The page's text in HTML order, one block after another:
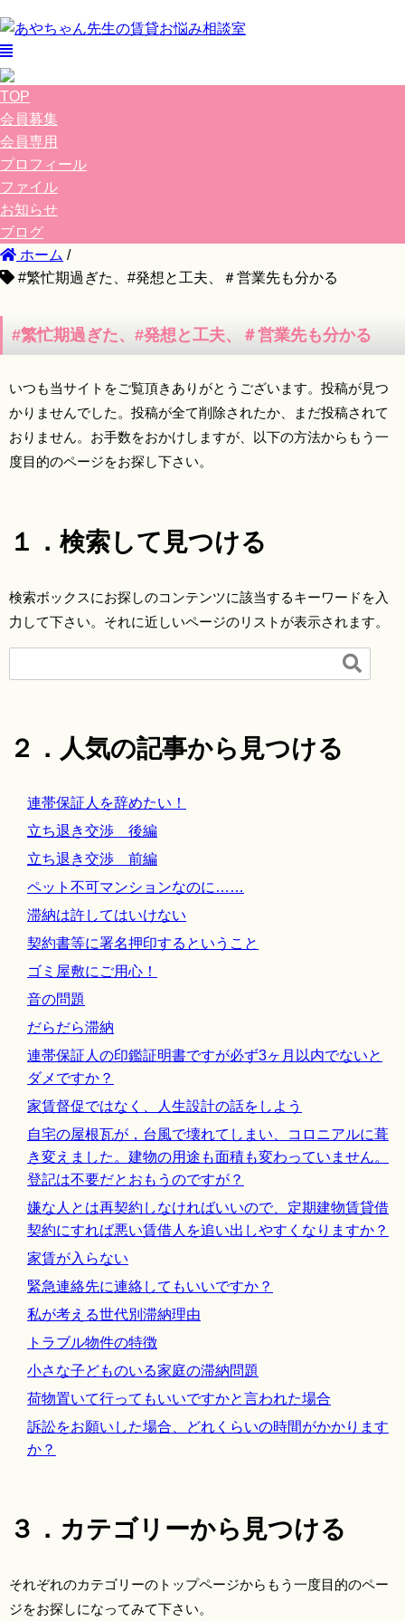
TOP
会員募集
会員専用
プロフィール
ファイル
お知らせ
ブログ
ホーム /
#繁忙期過ぎた、#発想と工夫、＃営業先も分かる
#繁忙期過ぎた、#発想と工夫、＃営業先も分かる
いつも当サイトをご覧頂きありがとうございます。投稿が見つ
かりませんでした。投稿が全て削除されたか、まだ投稿されて
おりません。お手数をおかけしますが、以下の方法からもう一
度目的のページをお探し下さい。
１．検索して見つける
検索ボックスにお探しのコンテンツに該当するキーワードを入
力して下さい。それに近しいページのリストが表示されます。

２．人気の記事から見つける
連帯保証人を辞めたい！
立ち退き交渉 後編
立ち退き交渉 前編
ペット不可マンションなのに……
滞納は許してはいけない
契約書等に署名押印するということ
ゴミ屋敷にご用心！
音の問題
だらだら滞納
連帯保証人の印鑑証明書ですが必ず3ヶ月以内でないと
ダメですか？
家賃督促ではなく、人生設計の話をしよう
自宅の屋根瓦が，台風で壊れてしまい、コロニアルに葺
き変えました。建物の用途も面積も変わっていません。
登記は不要だとおもうのですが？
嫌な人とは再契約しなければいいので、定期建物賃貸借
契約にすれば悪い賃借人を追い出しやすくなりますか？
家賃が入らない
緊急連絡先に連絡してもいいですか？
私が考える世代別滞納理由
トラブル物件の特徴
小さな子どものいる家庭の滞納問題
荷物置いて行ってもいいですかと言われた場合
訴訟をお願いした場合、どれくらいの時間がかかります
か？
３．カテゴリーから見つける
それぞれのカテゴリーのトップページからもう一度目的のペー
ジをお探しになってみて下さい。